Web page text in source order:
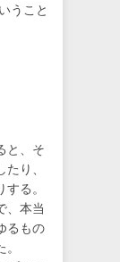
うこと
と、そ
り、
る。
、本当
るもの